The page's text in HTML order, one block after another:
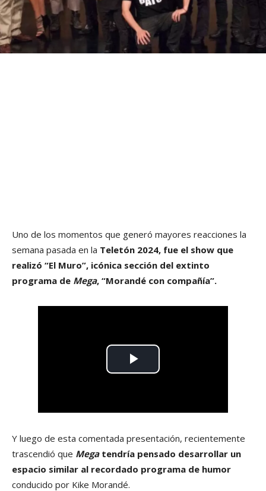
Uno de los momentos que generó mayores reacciones la
semana pasada en la Teletón 2024, fue el show que
realizó “El Muro”, icónica sección del extinto
programa de Mega, “Morandé con compañía”.
Y luego de esta comentada presentación, recientemente
trascendió que Mega tendría pensado desarrollar un
espacio similar al recordado programa de humor
conducido por Kike Morandé.